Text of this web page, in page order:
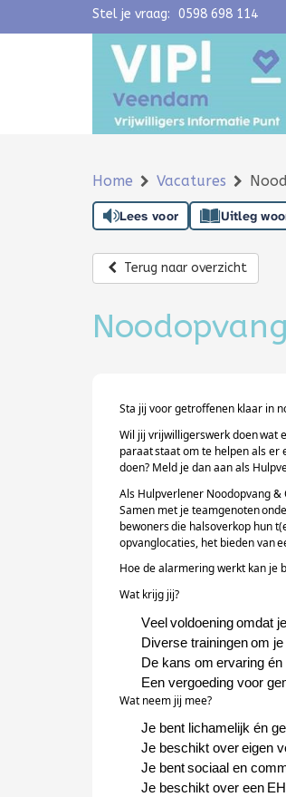
Navigatie overslaan
Stel je vraag: 0598 698 114
Home Vacatures
Lees voor Uitleg
Terug naar overzicht
Sta jij voor getroffenen klaar in
Wil jij vrijwilligerswerk doen wat
paraat staat om te helpen als
doen? Meld je dan aan als
Als Hulpverlener Noodopvang
Samen met je teamgenoten
bewoners die halsoverkop hun
opvanglocaties, het bieden van
Hoe dealarmeringwerkt kan je
Wat krijg jij?
Veel voldoening omdat
Diverse trainingen om
De kans om ervaring
Een vergoeding voor
Wat neem jij mee?
Je bent lichamelijk én
Je beschikt over eigen
Je bent sociaal en
Je beschikt over een